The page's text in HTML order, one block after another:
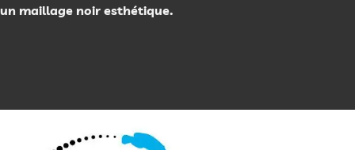
un maillage noir esthétique.